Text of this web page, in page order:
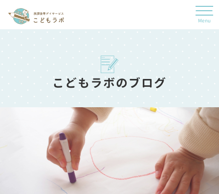
こどもラボのブログ